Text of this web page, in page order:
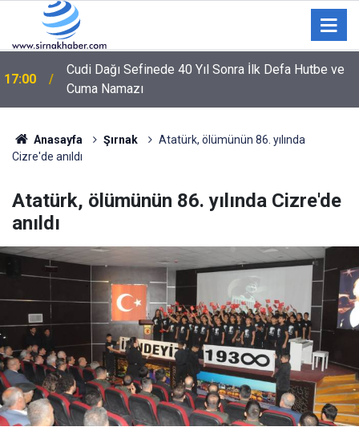
16:06
Trabzonspor kombine satışlarında kulüp tarihinin
rekorunu kırdı
Anasayfa Şırnak
Atatürk, ölümünün 86. yılında
Cizre'de anıldı
Atatürk, ölümünün 86. yılında Cizre'de
anıldı